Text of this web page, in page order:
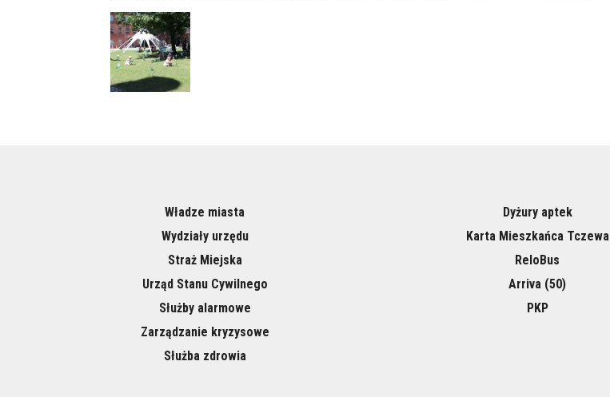
Władze miasta
Wydziały urzędu
Straż Miejska
Urząd Stanu Cywilnego
Służby alarmowe
Zarządzanie kryzysowe
Służba zdrowia
Dyżury aptek
Karta Mieszkańca Tczewa
ReloBus
Arriva (50)
PKP